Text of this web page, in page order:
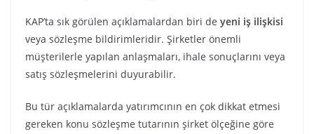
KAP’ta sık görülen açıklamalardan biri de yeni iş ilişkisi
veya sözleşme bildirimleridir. Şirketler önemli
müşterilerle yapılan anlaşmaları, ihale sonuçlarını veya
satış sözleşmelerini duyurabilir.
Bu tür açıklamalarda yatırımcının en çok dikkat etmesi
gereken konu sözleşme tutarının şirket ölçeğine göre